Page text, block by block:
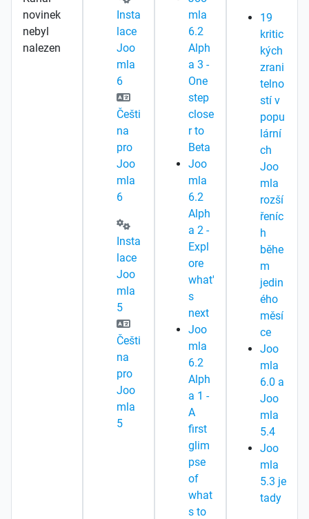
novinek
nebyl
nalezen
Insta
lace
Joo
mla
6
Češti
na
pro
Joo
mla
6
Insta
lace
Joo
mla
5
Češti
na
pro
Joo
mla
5
mla
6.2
Alph
a 3 -
One
step
close
r to
Beta
Joo
mla
6.2
Alph
a 2 -
Expl
ore
what'
s
next
Joo
mla
6.2
Alph
a 1 -
A
first
glim
pse
of
what
s to
19
kritic
kých
zrani
telno
stí v
popu
lární
ch
Joo
mla
rozší
řeníc
h
běhe
m
jedin
ého
měsí
ce
Joo
mla
6.0 a
Joo
mla
5.4
Joo
mla
5.3 je
tady